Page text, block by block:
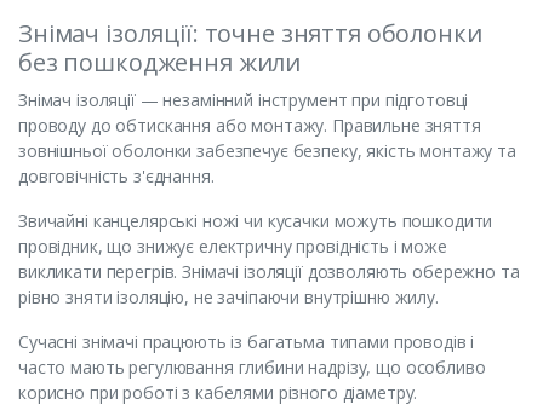
Знімач ізоляції: точне зняття оболонки
без пошкодження жили
Знімач ізоляції — незамінний інструмент при підготовці
проводу до обтискання або монтажу. Правильне зняття
зовнішньої оболонки забезпечує безпеку, якість монтажу та
довговічність з'єднання.
Звичайні канцелярські ножі чи кусачки можуть пошкодити
провідник, що знижує електричну провідність і може
викликати перегрів. Знімачі ізоляції дозволяють обережно та
рівно зняти ізоляцію, не зачіпаючи внутрішню жилу.
Сучасні знімачі працюють із багатьма типами проводів і
часто мають регулювання глибини надрізу, що особливо
корисно при роботі з кабелями різного діаметру.